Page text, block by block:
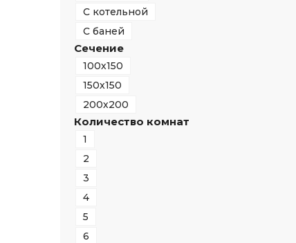
С котельной
С баней
Сечение
100х150
150х150
200х200
Количество комнат
1
2
3
4
5
6